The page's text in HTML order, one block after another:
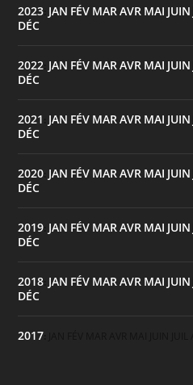
2023 JAN FÉV MARAVR MAI JUIN
DÉC
2022 JAN FÉV MARAVR MAI JUIN
DÉC
2021 JAN FÉV MARAVR MAI JUIN
DÉC
2020 JAN FÉV MARAVR MAI JUIN
DÉC
2019 JAN FÉV MARAVR MAI JUIN
DÉC
2018 JAN FÉV MARAVR MAI JUIN
DÉC
2017